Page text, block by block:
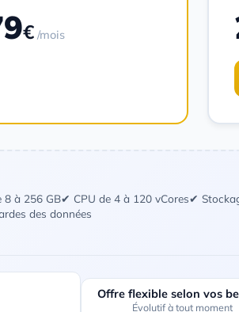
€ /mois
8 à 256 GB✔ CPU de 4 à 120 vCores✔
des données
Offre flexible selon vos
Évolutif à tout moment